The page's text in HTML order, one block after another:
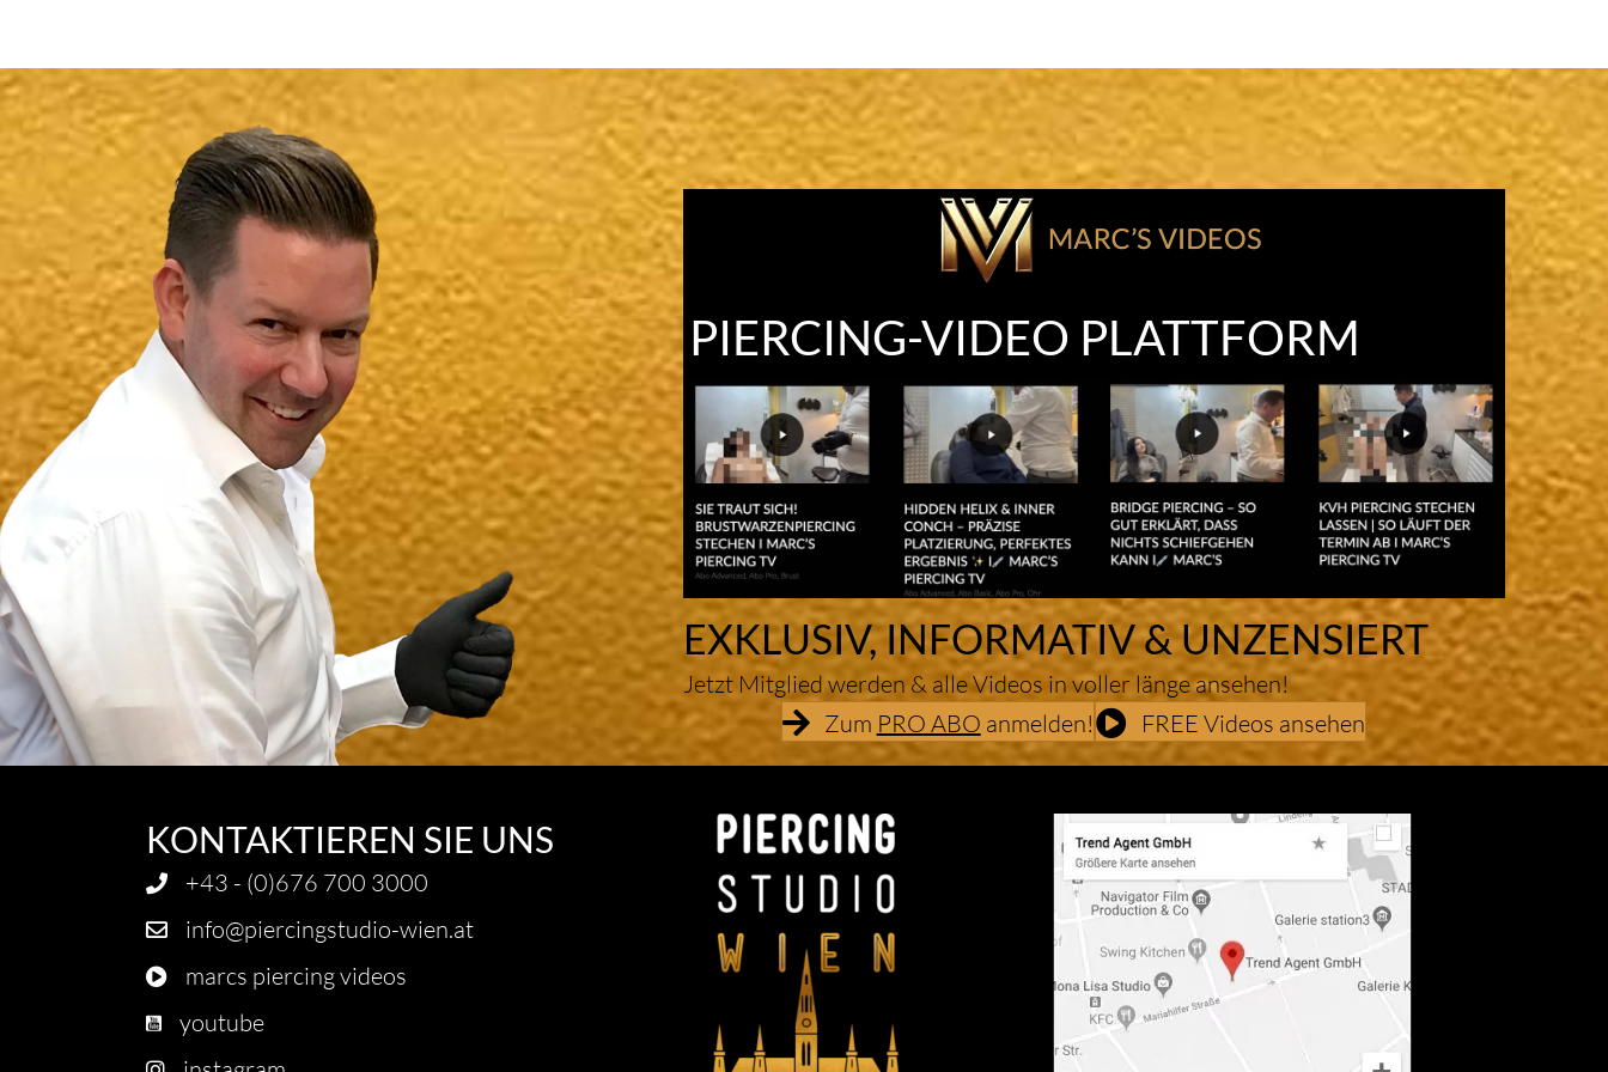
PIERCING-VIDEO PLATTFORM
EXKLUSIV, INFORMATIV & UNZENSIERT
Jetzt Mitglied werden & alle Videos in voller länge ansehen!
Zum PRO ABO anmelden! FREE Videos ansehen
KONTAKTIEREN SIE UNS
+43 - (0)676 700 3000
info@piercingstudio-wien.at
marcs piercing videos
youtube